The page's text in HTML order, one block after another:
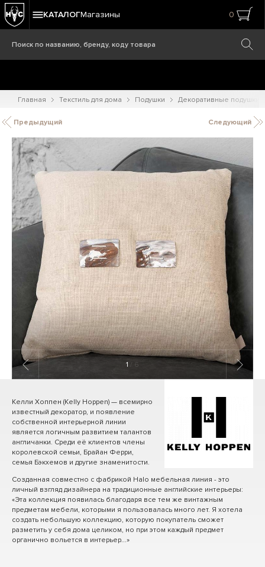
КАТАЛОГМагазины 0
Главная Текстиль для дома Подушки Декоративные подушки
Предыдущий Следующий
1 / 6
Келли Хоппен (Kelly Hoppen) — всемирно
известный декоратор, и появление
собственной интерьерной линии
является логичным развитием талантов
англичанки. Среди её клиентов члены
королевской семьи, Брайан Ферри,
семья Бэкхемов и другие знаменитости.
Созданная совместно с фабрикой Halo мебельная линия - это
личный взгляд дизайнера на традиционные английские интерьеры:
«Эта коллекция появилась благодаря все тем же винтажным
предметам мебели, которыми я пользовалась много лет. Я хотела
создать небольшую коллекцию, которую покупатель сможет
разметить у себя дома целиком, но при этом каждый предмет
органично вольется в интерьер...»